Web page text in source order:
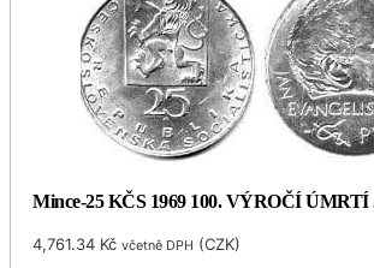
Mince-25 KČS 1969 100. VÝROČÍ
4,761.34 Kč včetně DPH (CZK)